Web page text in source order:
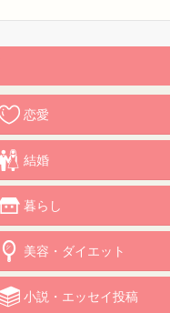
恋愛
結婚
暮らし
美容・ダイエット
小説・エッセイ投稿